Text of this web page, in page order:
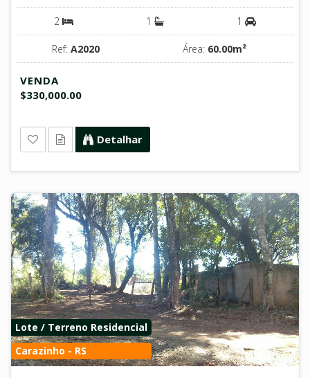
2 1 1
Ref: A2020 Área: 60.00m²
VENDA
$330,000.00
Detalhar
Lote / Terreno Residencial
Carazinho - RS